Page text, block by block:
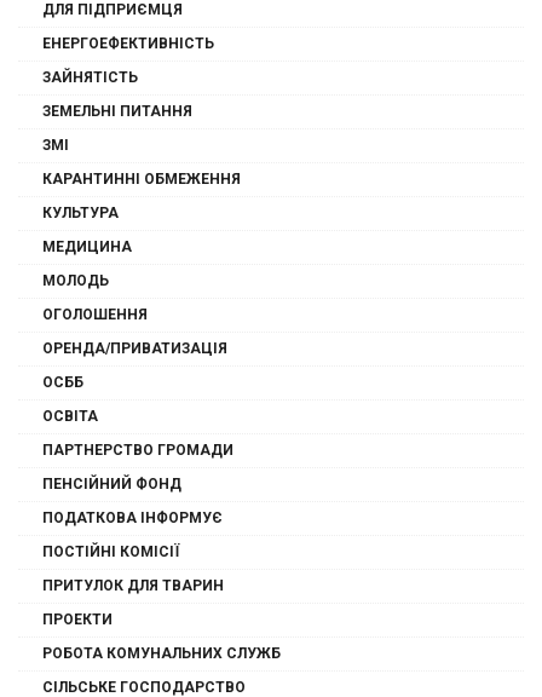
ДЛЯ ПІДПРИЄМЦЯ
ЕНЕРГОЕФЕКТИВНІСТЬ
ЗАЙНЯТІСТЬ
ЗЕМЕЛЬНІ ПИТАННЯ
ЗМІ
КАРАНТИННІ ОБМЕЖЕННЯ
КУЛЬТУРА
МЕДИЦИНА
МОЛОДЬ
ОГОЛОШЕННЯ
ОРЕНДА/ПРИВАТИЗАЦІЯ
ОСББ
ОСВІТА
ПАРТНЕРСТВО ГРОМАДИ
ПЕНСІЙНИЙ ФОНД
ПОДАТКОВА ІНФОРМУЄ
ПОСТІЙНІ КОМІСІЇ
ПРИТУЛОК ДЛЯ ТВАРИН
ПРОЕКТИ
РОБОТА КОМУНАЛЬНИХ СЛУЖБ
СІЛЬСЬКЕ ГОСПОДАРСТВО